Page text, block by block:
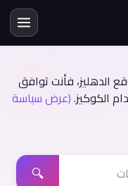
الدهليز، فأنت توافق
الكوكيز.(عرض سياسة
🔍